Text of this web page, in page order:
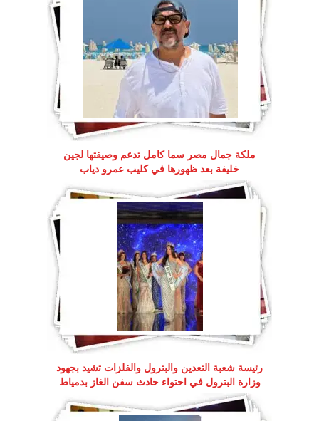
ملكة جمال مصر سما كامل تدعم وصيفتها لجين
خليفة بعد ظهورها في كليب عمرو دياب
رئيسة شعبة التعدين والبترول والفلزات تشيد بجهود
وزارة البترول في احتواء حادث سفن الغاز بدمياط